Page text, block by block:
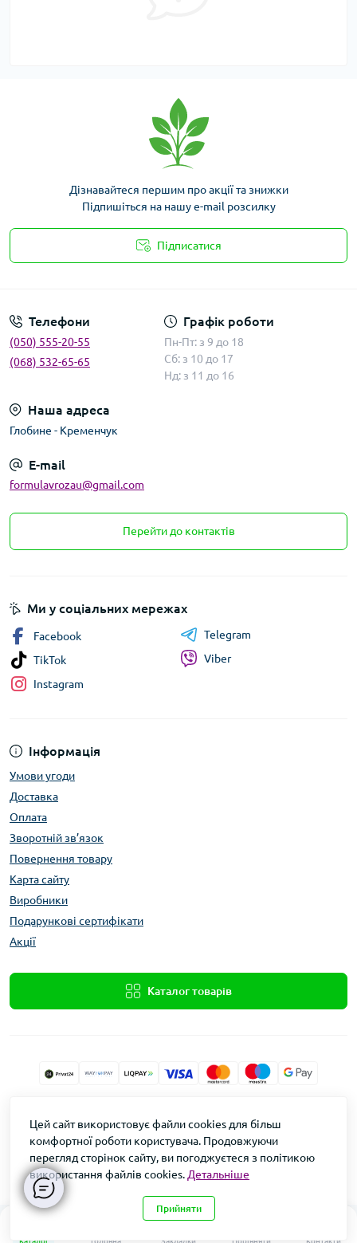
Каталог Головна Закладки
0
Порівняти Контакти
Дізнавайтеся першим про акції та знижки
Підпишіться на нашу e-mail розсилку
Підписатися
Телефони
(050) 555-20-55
(068) 532-65-65
Графік роботи
Пн-Пт: з 9 до 18
Сб: з 10 до 17
Нд: з 11 до 16
Наша адреса
Глобине - Кременчук
E-mail
formulavrozau@gmail.com
Перейти до контактів
Інформація
Умови угоди
Доставка
Оплата
Зворотній зв’язок
Повернення товару
Карта сайту
Виробники
Подарункові сертифікати
Акції
Каталог товарів
Ми у соціальних мережах
Facebook
TikTok
Instagram
Telegram
Viber
Формула Врожаю © 2026
Цей сайт використовує файли cookies для більш
комфортної роботи користувача. Продовжуючи
перегляд сторінок сайту, ви погоджуєтеся з політикою
використання файлів cookies. Детальніше
Прийняти